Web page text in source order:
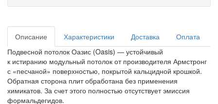
Описание Характеристики Доставка
Оплата
Подвесной потолок Оазис (Oasis) — устойчивый
к истиранию модульный потолок от производителя Армстронг
с «песчаной» поверхностью, покрытой кальцидной крошкой.
Обратная сторона плит обработана без применения
химикатов. За счет этого полностью отсутствует эмиссия
формальдегидов.